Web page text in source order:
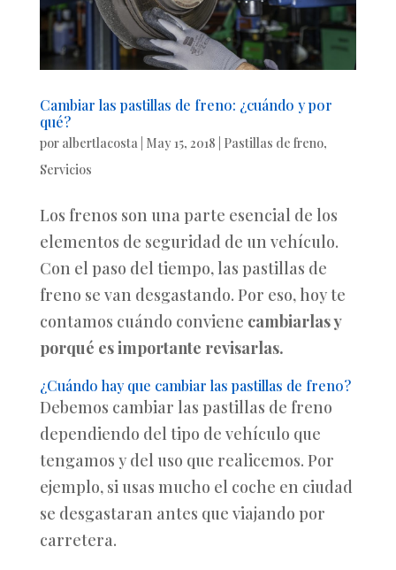
Cambiar las pastillas de freno: ¿cuándo y por
qué?
por albertlacosta| May 15, 2018 Pastillas de freno,
Servicios
Los frenos son una parte esencial de los
elementos de seguridad de un vehículo.
Con el paso del tiempo, las pastillas de
freno se van desgastando. Por eso, hoy te
contamos cuándo conviene cambiarlas y
porqué es importante revisarlas.
¿Cuándo hay que cambiar las pastillas de freno?
Debemos cambiar las pastillas de freno
dependiendo del tipo de vehículo que
tengamos y del uso que realicemos. Por
ejemplo, si usas mucho el coche en ciudad
se desgastaran antes que viajando por
carretera.